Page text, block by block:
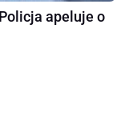
apeluje o